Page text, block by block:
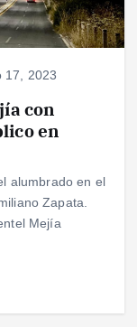
17, 2023
con
en
alumbrado en el
Zapata.
Mejía